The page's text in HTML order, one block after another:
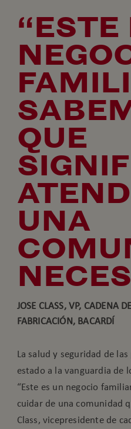
“ESTE
QUE
UNA
JOSE CLASS, VP, CADENA
FABRICACIÓN, BACARDÍ
La salud y seguridad de
estado a la vanguardia de
“Este es un negocio
cuidar de una comunidad
Class, vicepresidente de